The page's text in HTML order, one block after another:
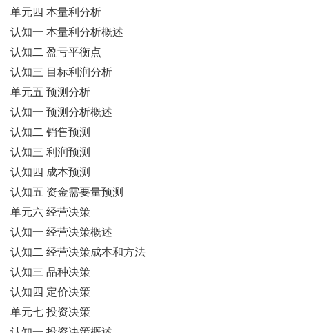
单元四 本量利分析
认知一 本量利分析概述
认知二 盈亏平衡点
认知三 目标利润分析
单元五 预测分析
认知一 预测分析概述
认知二 销售预测
认知三 利润预测
认知四 成本预测
认知五 资金需要量预测
单元六 经营决策
认知一 经营决策概述
认知二 经营决策成本和方法
认知三 品种决策
认知四 定价决策
单元七 投资决策